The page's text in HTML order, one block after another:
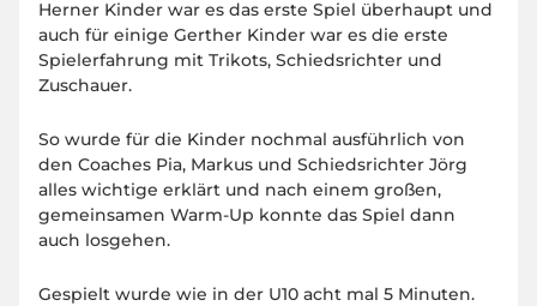
Herner Kinder war es das erste Spiel überhaupt und
auch für einige Gerther Kinder war es die erste
Spielerfahrung mit Trikots, Schiedsrichter und
Zuschauer.
So wurde für die Kinder nochmal ausführlich von
den Coaches Pia, Markus und Schiedsrichter Jörg
alles wichtige erklärt und nach einem großen,
gemeinsamen Warm-Up konnte das Spiel dann
auch losgehen.
Gespielt wurde wie in der U10 acht mal 5 Minuten.